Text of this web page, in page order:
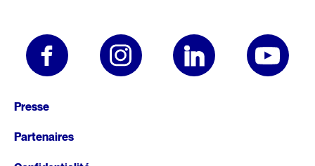
page
Presse
Partenaires